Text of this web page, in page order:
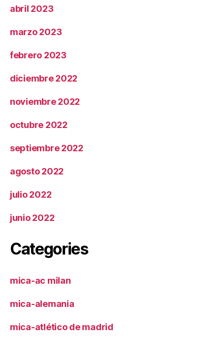
abril 2023
marzo 2023
febrero 2023
diciembre 2022
noviembre 2022
octubre 2022
septiembre 2022
agosto 2022
julio 2022
junio 2022
Categories
mica-ac milan
mica-alemania
mica-atlético de madrid